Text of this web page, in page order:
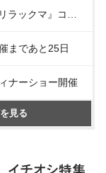
まであと25日
ナーショー開催
見る